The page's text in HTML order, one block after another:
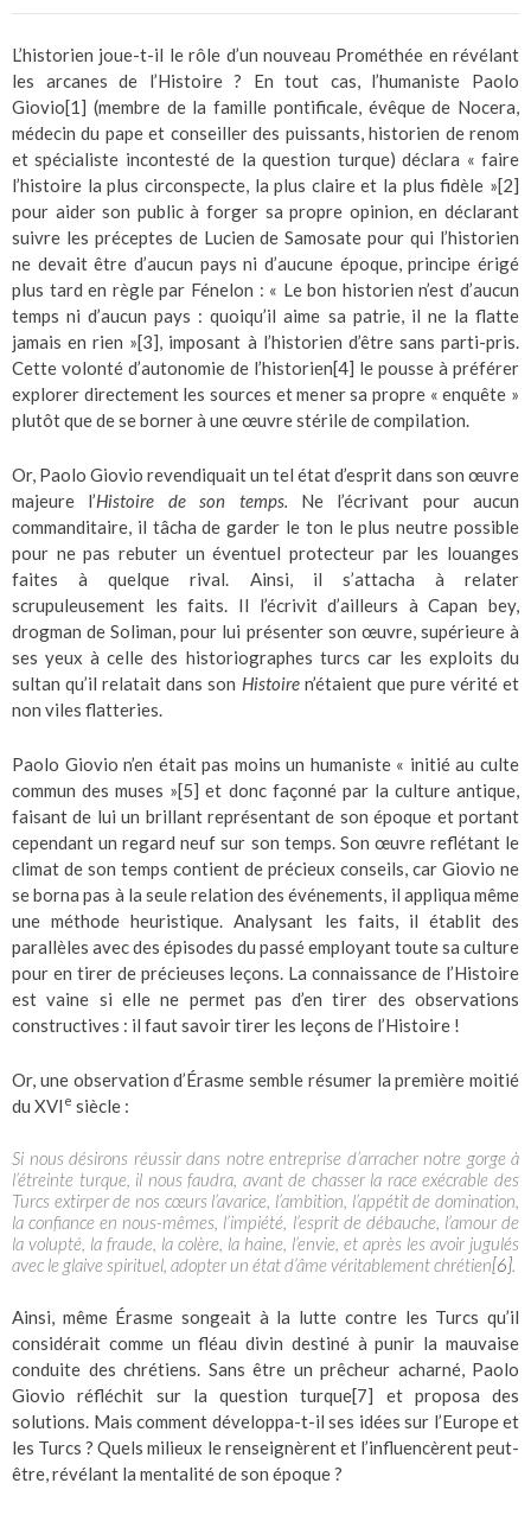
L’historien joue-t-il le rôle d’un nouveau Prométhée en révélant
les arcanes de l’Histoire ? En tout cas, l’humaniste Paolo
Giovio[1] (membre de la famille pontificale, évêque de Nocera,
médecin du pape et conseiller des puissants, historien de renom
et spécialiste incontesté de la question turque) déclara « faire
l’histoire la plus circonspecte, la plus claire et la plus fidèle »[2]
pour aider son public à forger sa propre opinion, en déclarant
suivre les préceptes de Lucien de Samosate pour qui l’historien
ne devait être d’aucun pays ni d’aucune époque, principe érigé
plus tard en règle par Fénelon : « Le bon historien n’est d’aucun
temps ni d’aucun pays : quoiqu’il aime sa patrie, il ne la flatte
jamais en rien »[3], imposant à l’historien d’être sans parti-pris.
Cette volonté d’autonomie de l’historien[4] le pousse à préférer
explorer directement les sources et mener sa propre « enquête »
plutôt que de se borner à une œuvre stérile de compilation.
Or, Paolo Giovio revendiquait un tel état d’esprit dans son œuvre
majeure l’Histoire de son temps. Ne l’écrivant pour aucun
commanditaire, il tâcha de garder le ton le plus neutre possible
pour ne pas rebuter un éventuel protecteur par les louanges
faites à quelque rival. Ainsi, il s’attacha à relater
scrupuleusement les faits. Il l’écrivit d’ailleurs à Capan bey,
drogman de Soliman, pour lui présenter son œuvre, supérieure à
ses yeux à celle des historiographes turcs car les exploits du
sultan qu’il relatait dans son Histoiren’étaient que pure vérité et
non viles flatteries.
Paolo Giovio n’en était pas moins un humaniste « initié au culte
commun des muses »[5] et donc façonné par la culture antique,
faisant de lui un brillant représentant de son époque et portant
cependant un regard neuf sur son temps. Son œuvre reflétant le
climat de son temps contient de précieux conseils, car Giovio ne
se borna pas à la seule relation des événements, il appliqua même
une méthode heuristique. Analysant les faits, il établit des
parallèles avec des épisodes du passé employant toute sa culture
pour en tirer de précieuses leçons. La connaissance de l’Histoire
est vaine si elle ne permet pas d’en tirer des observations
constructives : il faut savoir tirer les leçons de l’Histoire !
Or, une observation d’Érasme semble résumer la première moitié
du XVI e siècle :
Si nous désirons réussir dans notre entreprise d’arracher notre gorge à
l’étreinte turque, il nous faudra, avant de chasser la race exécrable des
Turcs extirper de nos cœurs l’avarice, l’ambition, l’appétit de domination,
la confiance en nous-mêmes, l’impiété, l’esprit de débauche, l’amour de
la volupté, la fraude, la colère, la haine, l’envie, et après les avoir jugulés
avec le glaive spirituel, adopter un état d’âme véritablement chrétien[6].
Ainsi, même Érasme songeait à la lutte contre les Turcs qu’il
considérait comme un fléau divin destiné à punir la mauvaise
conduite des chrétiens. Sans être un prêcheur acharné, Paolo
Giovio réfléchit sur la question turque[7] et proposa des
solutions. Mais comment développa-t-il ses idées sur l’Europe et
les Turcs ? Quels milieux le renseignèrent et l’influencèrent peut-
être, révélant la mentalité de son époque ?